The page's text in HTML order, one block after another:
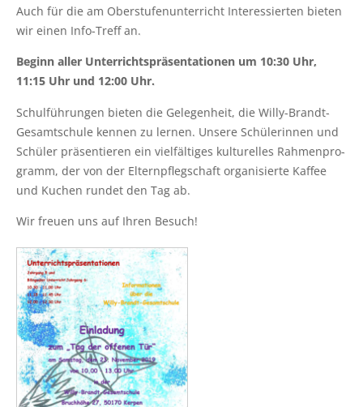
Auch für die am Ober­stu­fen­un­ter­richt Inter­es­sier­ten bie­ten
wir einen Info-Treff an.
Beginn aller Unter­richts­prä­sen­ta­tio­nen um 10:30 Uhr,
11:15 Uhr und 12:00 Uhr.
Schul­füh­run­gen bie­ten die Gele­gen­heit, die Wil­ly-Brandt-
Gesamt­schu­le ken­nen zu ler­nen. Unse­re Schü­le­rin­nen und
Schü­ler prä­sen­tie­ren ein viel­fäl­ti­ges kul­tu­rel­les Rah­men­pro­
gramm, der von der Eltern­pfleg­schaft orga­ni­sier­te Kaf­fee
und Kuchen run­det den Tag ab.
Wir freu­en uns auf Ihren Besuch!